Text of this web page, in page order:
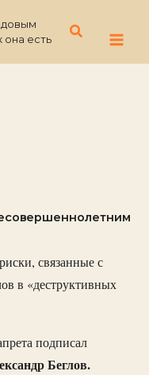
она есть
Поиск
связанные с
в «деструктивных
подписал
Беглов.